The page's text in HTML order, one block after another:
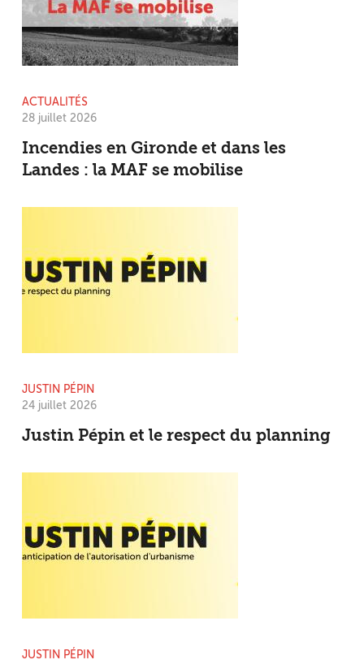
ACTUALITÉS
28 juillet 2026
Incendies en Gironde et dans les
Landes : la MAF se mobilise
JUSTIN PÉPIN
24 juillet 2026
Justin Pépin et le respect du planning
JUSTIN PÉPIN